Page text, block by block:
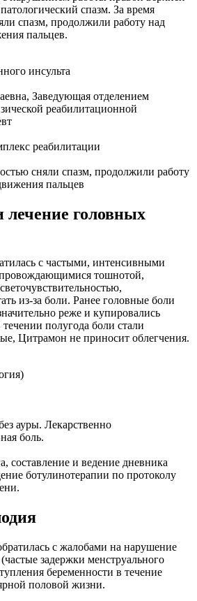
спазм. За время
спазм, продолжили работу над
пальцев.
инсульта
Заведующая отделением
реабилитационной
реабилитации
сняли спазм, продолжили работу
пальцев
лечение головных
с частыми, интенсивными
тошнотой,
из-за боли. Ранее головные боли
реже и купировались
полугода боли стали
Цитрамон не приносит облегчения.
ауры. Лекарственно
боль.
составление и ведение дневника
ботулинотерапии по протоколу
с жалобами на нарушение
задержки менструального
беременности в течение
половой жизни.